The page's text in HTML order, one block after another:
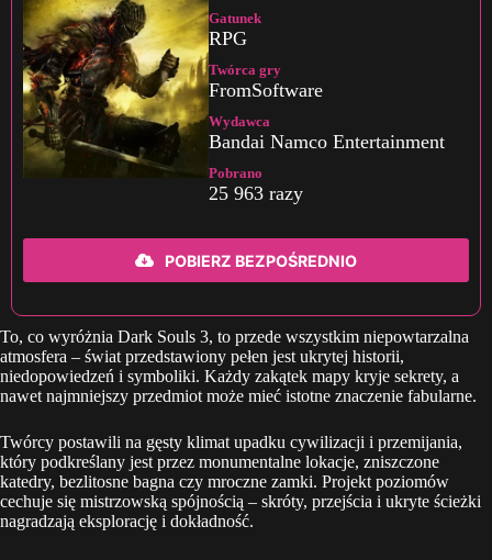
Gatunek
RPG
Twórca gry
FromSoftware
Wydawca
Bandai Namco Entertainment
Pobrano
25 963 razy
POBIERZ BEZPOŚREDNIO
To, co wyróżnia Dark Souls 3, to przede wszystkim niepowtarzalna
atmosfera – świat przedstawiony pełen jest ukrytej historii,
niedopowiedzeń i symboliki. Każdy zakątek mapy kryje sekrety, a
nawet najmniejszy przedmiot może mieć istotne znaczenie fabularne.
Twórcy postawili na gęsty klimat upadku cywilizacji i przemijania,
który podkreślany jest przez monumentalne lokacje, zniszczone
katedry, bezlitosne bagna czy mroczne zamki. Projekt poziomów
cechuje się mistrzowską spójnością – skróty, przejścia i ukryte ścieżki
nagradzają eksplorację i dokładność.